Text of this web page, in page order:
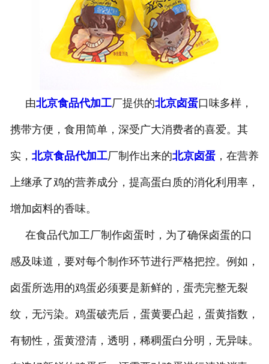
北京新东方食品
北京食品代加工
- 北京蜜汁味卤蛋
由北京食品代加工厂提供的北京卤蛋口味多样，
携带方便，食用简单，深受广大消费者的喜爱。其
实， 北京食品代加工厂制作出来的北京卤蛋，在营养
上继承了鸡的营养成分，提高蛋白质的消化利用率，
增加卤料的香味。
在食品代加工厂制作卤蛋时，为了确保卤蛋的口
感及味道，要对每个制作环节进行严格把控。例如，
卤蛋所选用的鸡蛋必须要是新鲜的，蛋壳完整无裂
纹，无污染。鸡蛋破壳后，蛋黄要凸起，蛋黄指数，
有韧性，蛋黄澄清，透明，稀稠蛋白分明，无异味。